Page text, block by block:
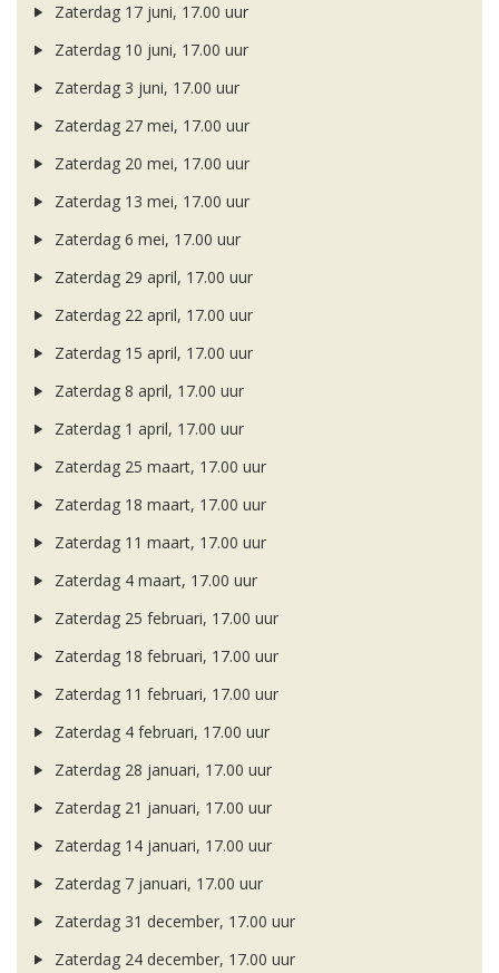
Zaterdag 17 juni, 17.00 uur
Zaterdag 10 juni, 17.00 uur
Zaterdag 3 juni, 17.00 uur
Zaterdag 27 mei, 17.00 uur
Zaterdag 20 mei, 17.00 uur
Zaterdag 13 mei, 17.00 uur
Zaterdag 6 mei, 17.00 uur
Zaterdag 29 april, 17.00 uur
Zaterdag 22 april, 17.00 uur
Zaterdag 15 april, 17.00 uur
Zaterdag 8 april, 17.00 uur
Zaterdag 1 april, 17.00 uur
Zaterdag 25 maart, 17.00 uur
Zaterdag 18 maart, 17.00 uur
Zaterdag 11 maart, 17.00 uur
Zaterdag 4 maart, 17.00 uur
Zaterdag 25 februari, 17.00 uur
Zaterdag 18 februari, 17.00 uur
Zaterdag 11 februari, 17.00 uur
Zaterdag 4 februari, 17.00 uur
Zaterdag 28 januari, 17.00 uur
Zaterdag 21 januari, 17.00 uur
Zaterdag 14 januari, 17.00 uur
Zaterdag 7 januari, 17.00 uur
Zaterdag 31 december, 17.00 uur
Zaterdag 24 december, 17.00 uur